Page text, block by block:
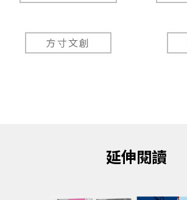
方寸文創
延伸閱讀